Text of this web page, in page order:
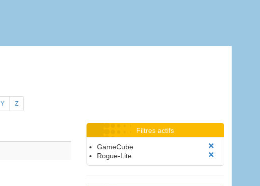
Y Z
Filtres actifs
GameCube
Rogue-Lite